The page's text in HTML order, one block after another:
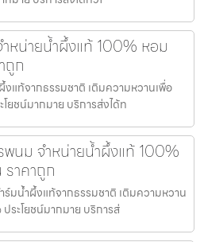
หน่ายน้ำผึ้งแท้ 100% หอม
ถูก
แท้จากธรรมชาติ เติมความหวานเพื่อ
ยชน์มากมาย บริการส่งได้ท
นม จำหน่ายน้ำผึ้งแท้ 100%
าคาถูก
มน้ำผึ้งแท้จากธรรมชาติ เติมความหวาน
ระโยชน์มากมาย บริการส่